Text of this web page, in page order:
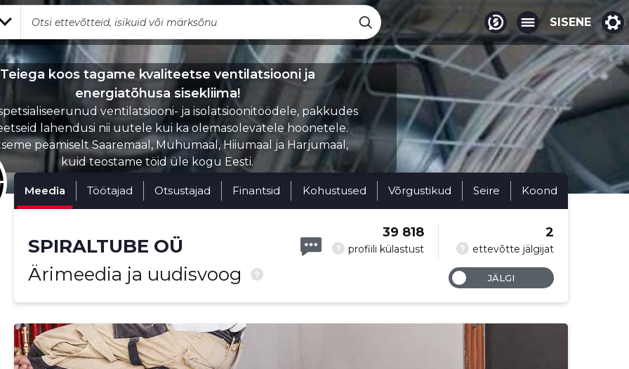
SISENE
Teiega koos tagame kvaliteetse ventilatsiooni ja
energiatõhusa sisekliima!
ventilatsiooni- ja isolatsioonitöödele, pakkudes
lahendusi nii uutele kui ka olemasolevatele hoonetele.
peamiselt Saaremaal, Muhumaal, Hiiumaal ja Harjumaal,
kuid teostame töid üle kogu Eesti.
Meedia Töötajad Otsustajad Finantsid Kohustused Võrgustikud Seire Koond
SPIRALTUBE OÜ
Ärimeedia ja uudisvoog
?
? profiili külastust
39 818
? ettevõtte jälgijat
2
JÄLGI